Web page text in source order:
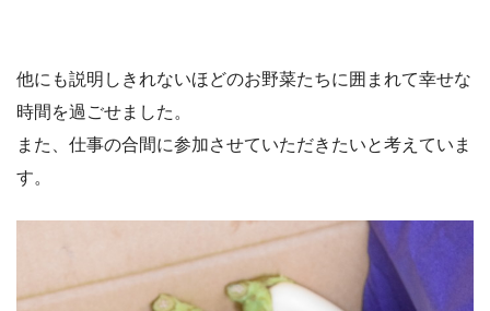
他にも説明しきれないほどのお野菜たちに囲まれて幸せな
時間を過ごせました。
また、仕事の合間に参加させていただきたいと考えていま
す。